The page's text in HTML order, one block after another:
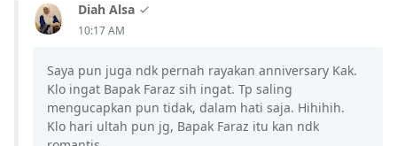
Diah Alsa
10:17 AM
Saya pun juga ndk pernah rayakan anniversary Kak.
Klo ingat Bapak Faraz sih ingat. Tp saling
mengucapkan pun tidak, dalam hati saja. Hihihih.
Klo hari ultah pun jg, Bapak Faraz itu kan ndk